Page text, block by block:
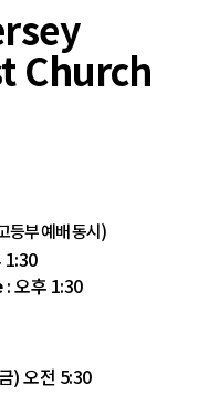
Church
등부 예배 동시)
1:30
: 오후 1:30
) 오전 5:30